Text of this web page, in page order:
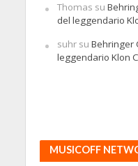
Thomas su
del leggendario
suhrsu Behringer
leggendario Klon
MUSICOFF